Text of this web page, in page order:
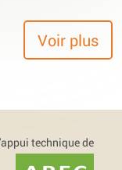
Voir plus
technique de